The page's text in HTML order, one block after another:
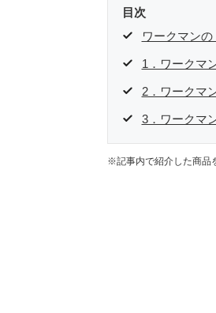
目次
ワークマン
1．ワークマ
2．ワークマ
3．ワークマ
※記事内で紹介した商品